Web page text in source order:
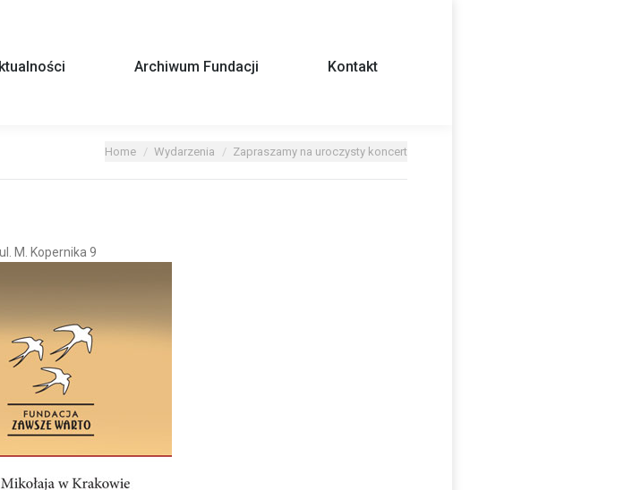
Archiwum Fundacji Kontakt
Home Wydarzenia Zapraszamy na uroczysty koncert
M. Kopernika 9